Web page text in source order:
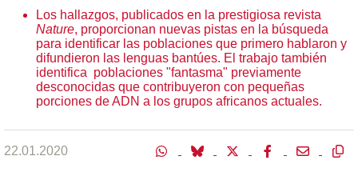
Los hallazgos, publicados en la prestigiosa revista
Nature, proporcionan nuevas pistas en la búsqueda
para identificar las poblaciones que primero hablaron y
difundieron las lenguas bantúes. El trabajo también
identifica poblaciones "fantasma" previamente
desconocidas que contribuyeron con pequeñas
porciones de ADN a los grupos africanos actuales.
22.01.2020